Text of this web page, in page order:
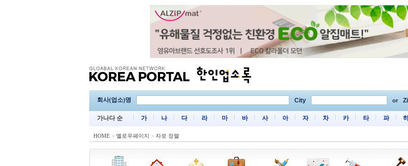
회사(업소)명 City or
가나다 순 가 나 다 라 마 바 사 아 자 차 카 타 파
HOME > 옐로우페이지 > 자로 정렬